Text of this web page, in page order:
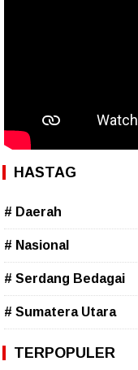
HASTAG
# Daerah
# Nasional
# Serdang Bedagai
# Sumatera Utara
TERPOPULER